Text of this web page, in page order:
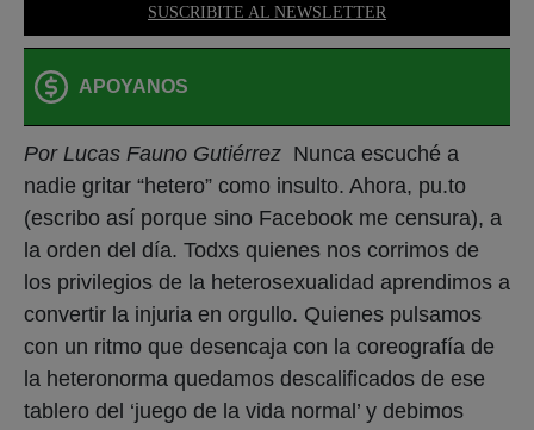
SUSCRIBITE AL NEWSLETTER
APOYANOS
Por Lucas Fauno Gutiérrez Nunca escuché a
nadie gritar “hetero” como insulto. Ahora, pu.to
(escribo así porque sino Facebook me censura), a
la orden del día. Todxs quienes nos corrimos de
los privilegios de la heterosexualidad aprendimos a
convertir la injuria en orgullo. Quienes pulsamos
con un ritmo que desencaja con la coreografía de
la heteronorma quedamos descalificados de ese
tablero del ‘juego de la vida normal’ y debimos